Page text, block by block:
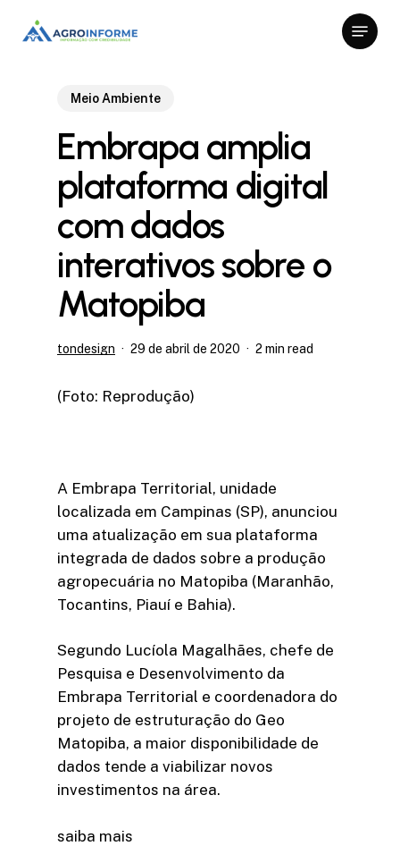
Menu
Meio Ambiente
Embrapa amplia
plataforma digital
com dados
interativos sobre o
Matopiba
tondesign 29 de abril de 2020 2 min read
(Foto: Reprodução)
A Embrapa Territorial, unidade
localizada em Campinas (SP), anunciou
uma atualização em sua plataforma
integrada de dados sobre a produção
agropecuária no Matopiba (Maranhão,
Tocantins, Piauí e Bahia).
Segundo Lucíola Magalhães, chefe de
Pesquisa e Desenvolvimento da
Embrapa Territorial e coordenadora do
projeto de estruturação do Geo
Matopiba, a maior disponibilidade de
dados tende a viabilizar novos
investimentos na área.
saiba mais